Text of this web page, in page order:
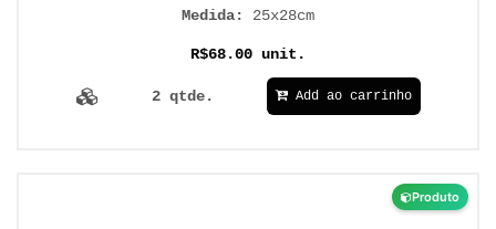
Medida: 25x28cm
R$68.00 unit.
2 qtde. Add ao carrinho
Produto